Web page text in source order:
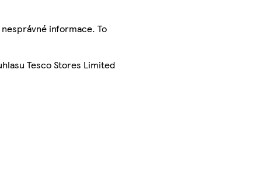
informace. To
Tesco Stores Limited